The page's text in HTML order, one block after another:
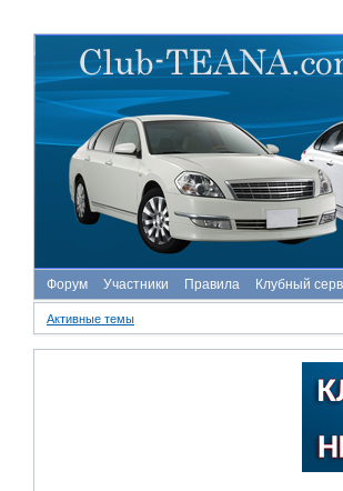
Форум Участники Правила Клубный
Активные темы